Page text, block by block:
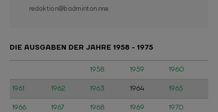
redaktion@badminton.nrw
DIE AUSGABEN DER JAHRE 1958 - 1975
1958 1959 1960
1961 1962 1963 1964 1965
1966 1967 1968 1969 1970